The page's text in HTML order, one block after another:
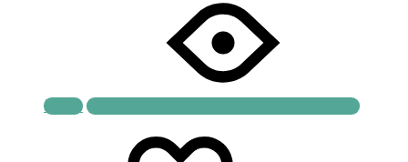
Купи